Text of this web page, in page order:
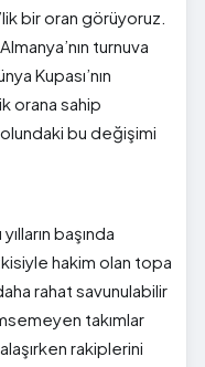
bir oran görüyoruz.
turnuva
Kupası’nın
orana sahip
bu değişimi
başında
hakim olan topa
rahat savunulabilir
takımlar
rakiplerini